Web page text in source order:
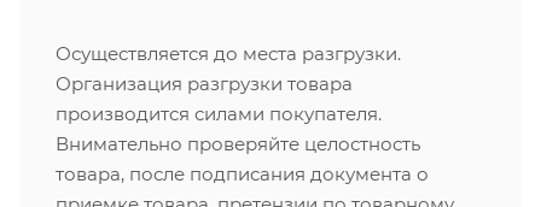
Осуществляется до места разгрузки.
Организация разгрузки товара
производится силами покупателя.
Внимательно проверяйте целостность
товара, после подписания документа о